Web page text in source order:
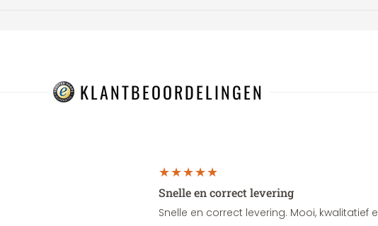
KLANTBEOORDELINGEN
Snelle en correct levering
Snelle en correct levering. Mooi,